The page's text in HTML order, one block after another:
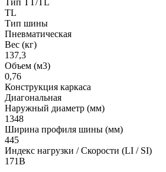
TL
Тип шины
Пневматическая
Вес (кг)
137,3
Объем (м3)
0,76
Конструкция каркаса
Диагональная
Наружный диаметр (мм)
1348
Ширина профиля шины (мм)
445
Индекс нагрузки / Скорости (LI / SI)
171B